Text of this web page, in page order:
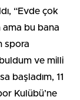
“Evde çok
bu bana
spora
ve milli
başladım, 11
Kulübü’ne